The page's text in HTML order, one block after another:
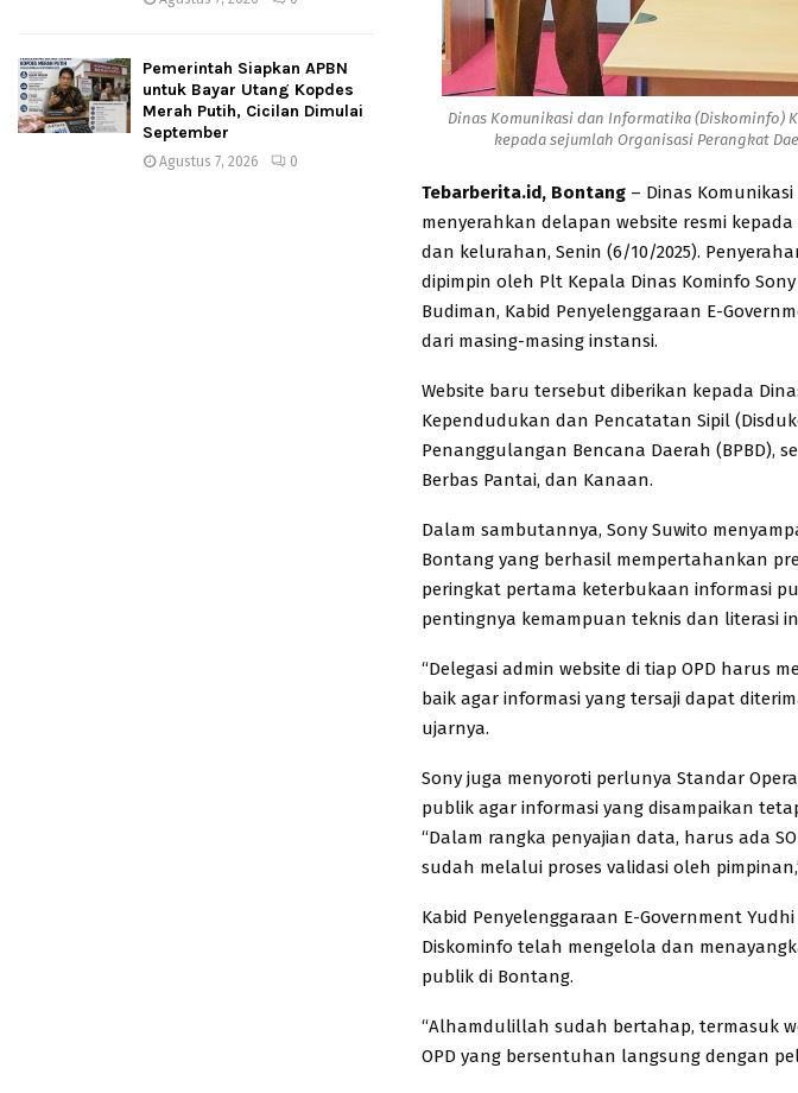
Dinas Komunikasi dan Informatika (Diskominfo)
kepada sejumlah Organisasi Perangkat
Tebarberita.id, Bontang – Dinas
menyerahkan delapan website resmi
dan kelurahan, Senin (6/10/2025).
dipimpin oleh Plt Kepala Dinas Kominfo
Budiman, Kabid Penyelenggaraan E-
dari masing-masing instansi.
Website baru tersebut diberikan kepada
Kependudukan dan Pencatatan Sipil
Penanggulangan Bencana Daerah (BPBD),
Berbas Pantai, dan Kanaan.
Dalam sambutannya, Sony Suwito
Bontang yang berhasil mempertahankan
peringkat pertama keterbukaan informasi
pentingnya kemampuan teknis dan literasi
“Delegasi admin website di tiap OPD harus
baik agar informasi yang tersaji dapat
ujarnya.
Sony juga menyoroti perlunya Standar
publik agar informasi yang disampaikan
“Dalam rangka penyajian data, harus ada
sudah melalui proses validasi oleh
Kabid Penyelenggaraan E-Government
Diskominfo telah mengelola dan
publik di Bontang.
“Alhamdulillah sudah bertahap, termasuk
OPD yang bersentuhan langsung dengan
Pemerintah Siapkan APBN
untuk Bayar Utang Kopdes
Merah Putih, Cicilan Dimulai
September
Agustus 7, 2026 0